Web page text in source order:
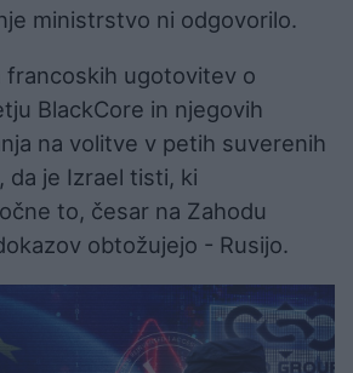
ministrstvo ni odgovorilo.
francoskih ugotovitev o
BlackCore in njegovih
na volitve v petih suverenih
da je Izrael tisti, ki
to, česar na Zahodu
obtožujejo - Rusijo.